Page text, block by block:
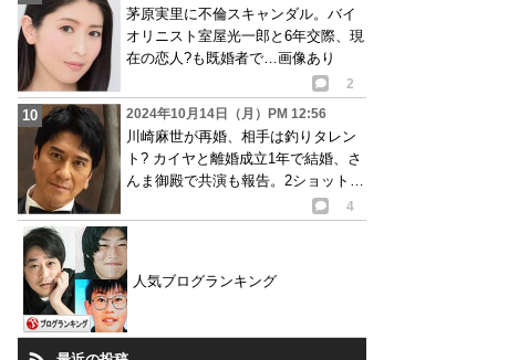
茅原実里に不倫スキャンダル。バイ
オリニスト室屋光一郎と6年交際、現
在の恋人?も既婚者で…画像あり
2
2024年10月14日（月）PM 12:56
川崎麻世が再婚、相手は釣りタレン
ト? カイヤと離婚成立1年で結婚、さ
んま御殿で共演も報告。2ショット画
4
人気ブログランキング